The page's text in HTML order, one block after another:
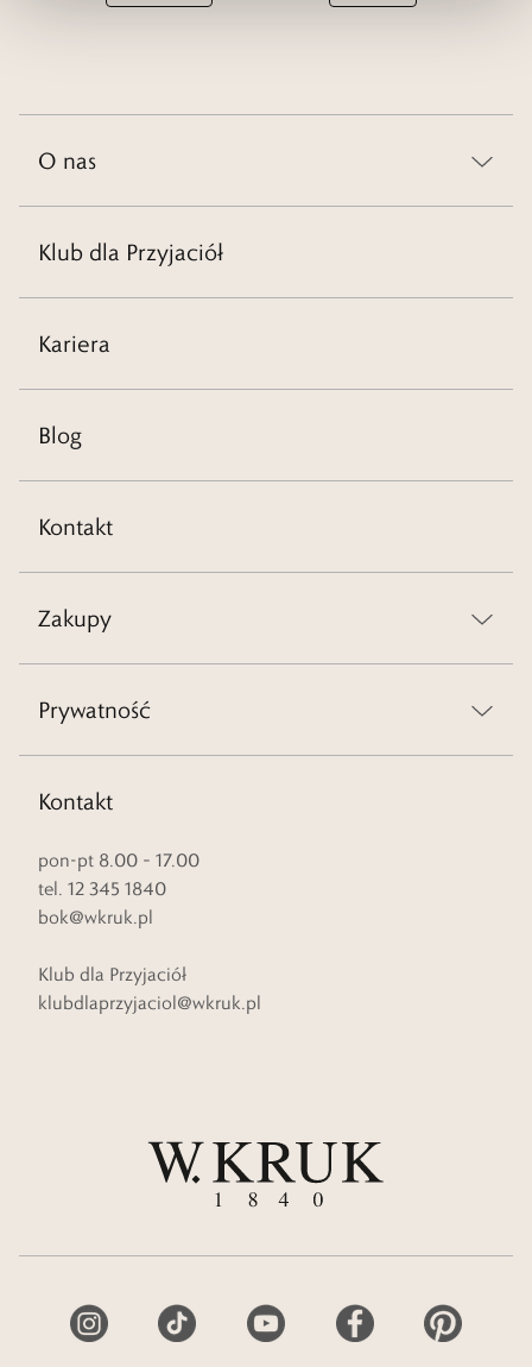
O nas
Klub dla Przyjaciół
Kariera
Blog
Kontakt
Zakupy
Prywatność
Kontakt
pon-pt 8.00 – 17.00
tel. 12 345 1840
bok@wkruk.pl
Klub dla Przyjaciół
klubdlaprzyjaciol@wkruk.pl